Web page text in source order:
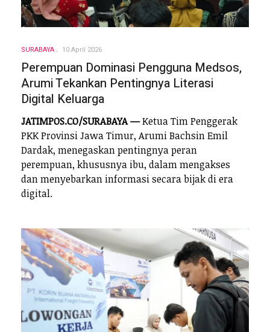
SURABAYA 10 April 2026
Perempuan Dominasi Pengguna Medsos,
Arumi Tekankan Pentingnya Literasi
Digital Keluarga
JATIMPOS.CO/SURABAYA —Ketua Tim Penggerak
PKK Provinsi Jawa Timur, Arumi Bachsin Emil
Dardak, menegaskan pentingnya peran
perempuan, khususnya ibu, dalam mengakses
dan menyebarkan informasi secara bijak di era
digital.